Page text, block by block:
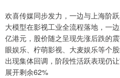
欢喜传媒同步发力，一边与上海阶
大模型在影视工业全流程落地，一
亿港元，股价随之呈现先涨后跌的
眼娱乐、柠萌影视、大麦娱乐等个
出现集体回调，阶段性活跃表现仍让
展开剩余62%